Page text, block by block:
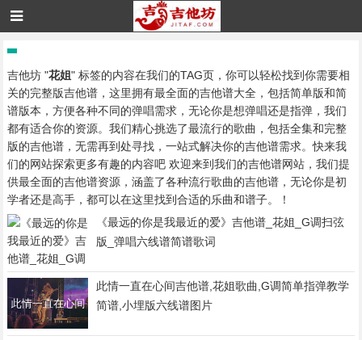
吉他坊 "花姐" 标签的内容在我们的TAG页，你可以轻松找到你需要相
关的完整版吉他谱，这里拥有最全面的吉他谱大全，包括简单版和简
谱版本，方便各种不同的弹唱需求，无论你是想弹唱还是指弹，我们
都有适合你的资源。我们精心挑选了最流行的歌曲，包括全集和完整
版的吉他谱，无需再到处寻找，一站式解决你的吉他谱需求。快来我
们的网站探索更多有趣的内容吧 欢迎来到我们的吉他谱网站，我们提
供最全面的吉他谱资源，涵盖了各种流行歌曲的吉他谱，无论你是初
学者还是高手，都可以在这里找到合适的乐曲和谱子。！
《最远的你是我最近的爱》吉他谱_花姐_G调扫弦
版_弹唱六线谱简谱歌词
此情一直在心间吉他谱,花姐歌曲,G调简单指弹教学
简谱,小埋版六线谱图片